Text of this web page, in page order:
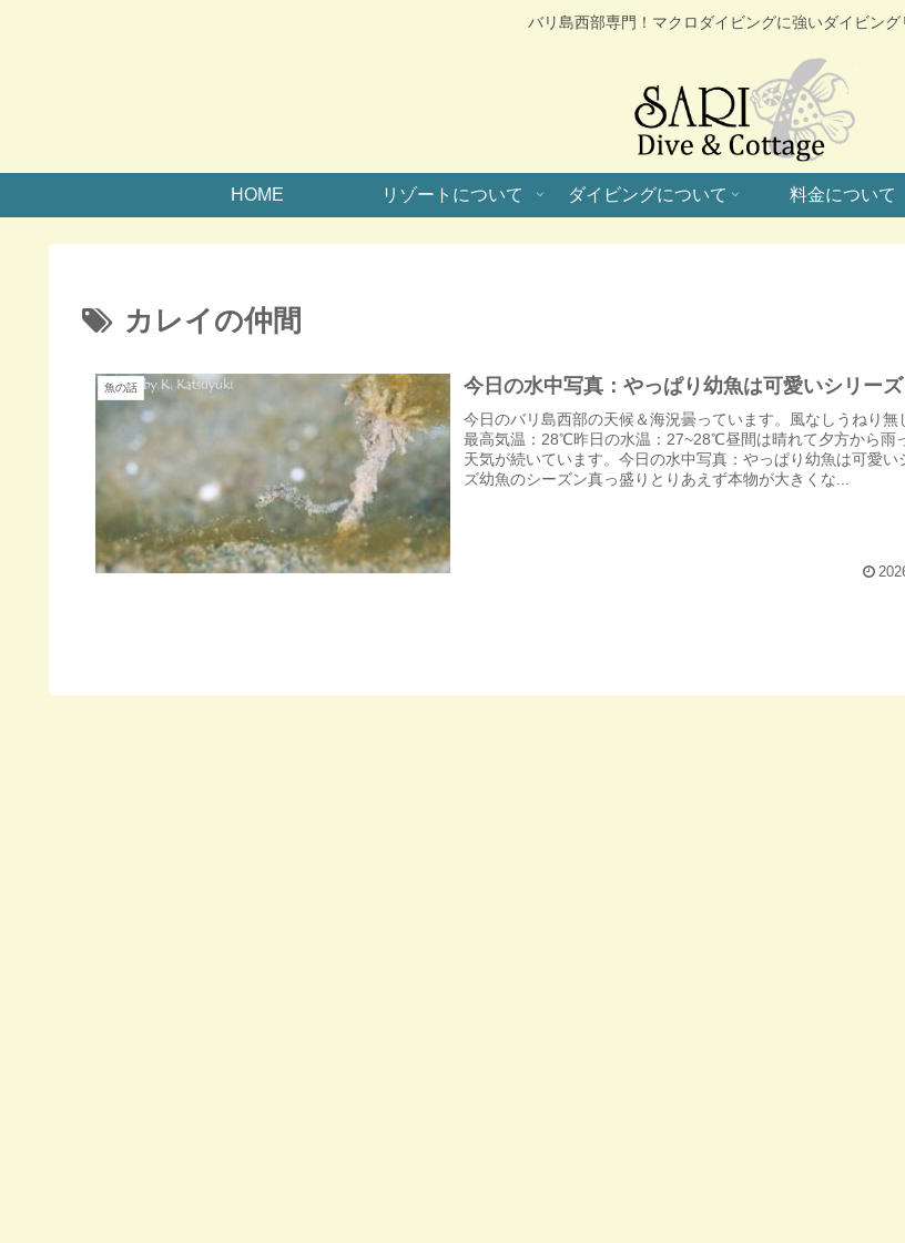
バリ島西部専門！マクロダイビングに強いダイビング
HOME リゾートについて ダイビングについて 料金について
カレイの仲間
魚の話 今日の水中写真：やっぱり幼魚は可愛いシリーズ
今日のバリ島西部の天候＆海況曇っています。風なしうねり無
最高気温：28℃昨日の水温：27~28℃昼間は晴れて夕方から雨
天気が続いています。今日の水中写真：やっぱり幼魚は可愛い
ズ幼魚のシーズン真っ盛りとりあえず本物が大きくな...